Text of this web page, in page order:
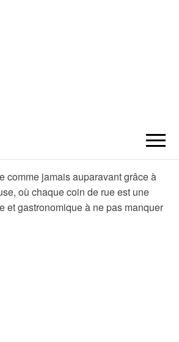
ultime pour explorer cette
et vibrante !
comme jamais auparavant grâce à
où chaque coin de rue est une
et gastronomique à ne pas manquer